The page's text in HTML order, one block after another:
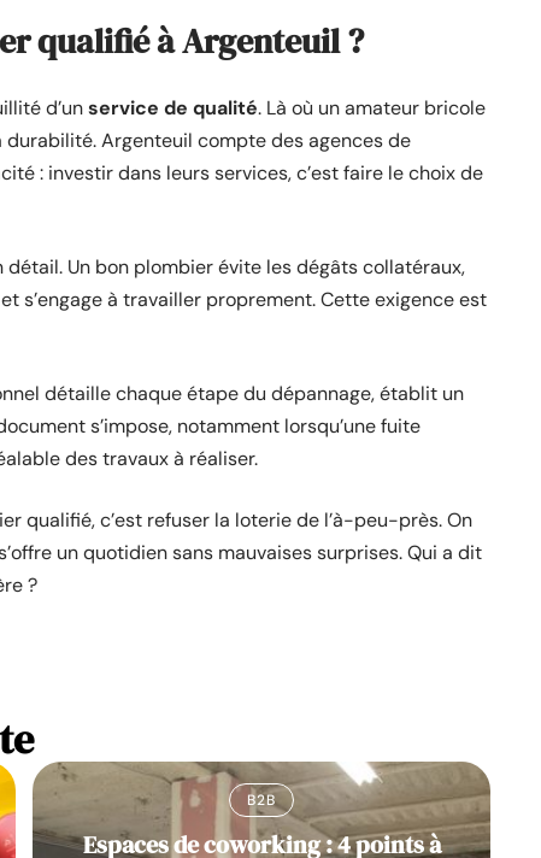
qualifié à Argenteuil ?
d’unservice de qualité. Là où un amateur bricole
Argenteuil compte des agences de
: investir dans leurs services, c’est faire le choix de
Un bon plombier évite les dégâts collatéraux,
s’engage à travailler proprement. Cette exigence est
détaille chaque étape du dépannage, établit un
s’impose, notamment lorsqu’une fuite
des travaux à réaliser.
qualifié, c’est refuser la loterie de l’à-peu-près. On
un quotidien sans mauvaises surprises. Qui a dit
?
B2B
Espaces de coworking : 4 points à